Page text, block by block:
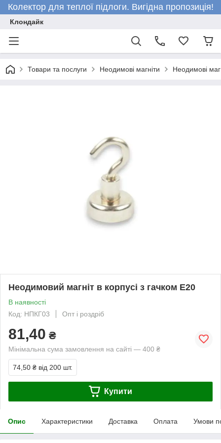
Колектор для теплої підлоги. Вигідна пропозиція!
Клондайк
Товари та послуги Неодимові магніти Неодимові
Неодимовий магніт в корпусі з гачком Е20
В наявності
Код: НПКГ03
Опт і роздріб
81,40 ₴
Мінімальна сума замовлення на сайті — 400 ₴
74,50 ₴ від 200 шт.
Купити
Опис Характеристики Доставка Оплата Умови